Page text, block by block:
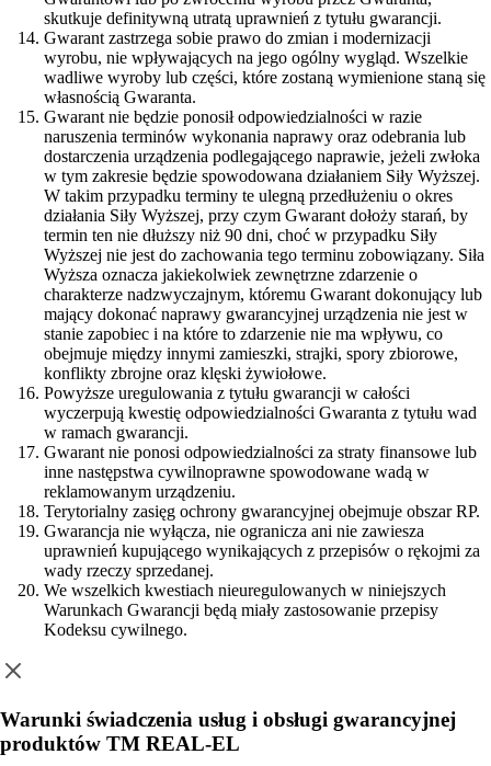
skutkuje definitywną utratą uprawnień z tytułu gwarancji.
Gwarant zastrzega sobie prawo do zmian i modernizacji
wyrobu, nie wpływających na jego ogólny wygląd. Wszelkie
wadliwe wyroby lub części, które zostaną wymienione staną się
własnością Gwaranta.
Gwarant nie będzie ponosił odpowiedzialności w razie
naruszenia terminów wykonania naprawy oraz odebrania lub
dostarczenia urządzenia podlegającego naprawie, jeżeli zwłoka
w tym zakresie będzie spowodowana działaniem Siły Wyższej.
W takim przypadku terminy te ulegną przedłużeniu o okres
działania Siły Wyższej, przy czym Gwarant dołoży starań, by
termin ten nie dłuższy niż 90 dni, choć w przypadku Siły
Wyższej nie jest do zachowania tego terminu zobowiązany. Siła
Wyższa oznacza jakiekolwiek zewnętrzne zdarzenie o
charakterze nadzwyczajnym, któremu Gwarant dokonujący lub
mający dokonać naprawy gwarancyjnej urządzenia nie jest w
stanie zapobiec i na które to zdarzenie nie ma wpływu, co
obejmuje między innymi zamieszki, strajki, spory zbiorowe,
konflikty zbrojne oraz klęski żywiołowe.
Powyższe uregulowania z tytułu gwarancji w całości
wyczerpują kwestię odpowiedzialności Gwaranta z tytułu wad
w ramach gwarancji.
Gwarant nie ponosi odpowiedzialności za straty finansowe lub
inne następstwa cywilnoprawne spowodowane wadą w
reklamowanym urządzeniu.
Terytorialny zasięg ochrony gwarancyjnej obejmuje obszar RP.
Gwarancja nie wyłącza, nie ogranicza ani nie zawiesza
uprawnień kupującego wynikających z przepisów o rękojmi za
wady rzeczy sprzedanej.
We wszelkich kwestiach nieuregulowanych w niniejszych
Warunkach Gwarancji będą miały zastosowanie przepisy
Kodeksu cywilnego.
Warunki świadczenia usług i obsługi gwarancyjnej
produktów TM REAL-EL